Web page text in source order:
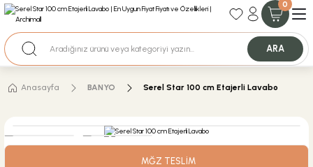
35+ Yıllık Tecrübe
Nakit Ödemeli Özel Fiyatlar için Bizden Teklif Alabilirsiniz.
0
ARA
Anasayfa BANYO Serel Star 100 cm Etajerli Lavabo
MĞZ TESLİM